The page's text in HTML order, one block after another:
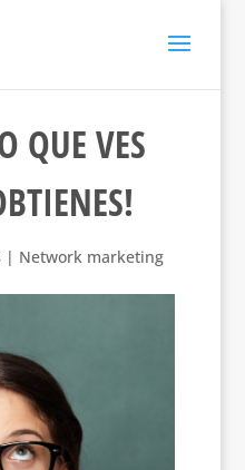
QUE VES
| Network marketing